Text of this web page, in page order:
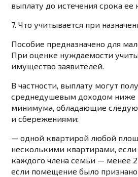
выплату до истечения срока ее
7. Что учитывается при
Пособие предназначено для
При оценке нуждаемости
имущество заявителей.
В частности, выплату могут
среднедушевым доходом ниже
минимума, обладающие
и сбережениями:
— одной квартирой любой
несколькими квартирами,
каждого члена семьи — менее
если помещение было